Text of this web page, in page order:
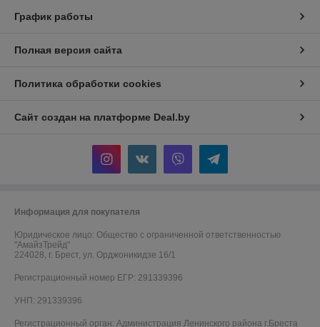
График работы
Полная версия сайта
Политика обработки cookies
Сайт создан на платформе Deal.by
Информация для покупателя
Юридическое лицо: Общество с ограниченной ответственностью
"АмайзТрейд"
224028, г. Брест, ул. Орджоникидзе 16/1
Регистрационный номер ЕГР: 291339396
УНП: 291339396
Регистрационный орган: Администрация Ленинского района г.Бреста